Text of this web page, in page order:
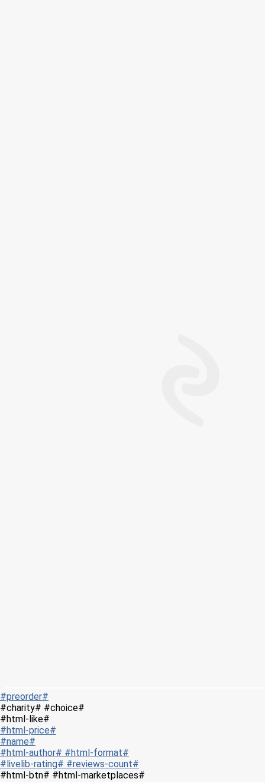
#preorder#
#charity# #choice#
#html-like#
#html-price#
#name#
#html-author# #html-format#
#livelib-rating# #reviews-count#
#html-btn# #html-marketplaces#